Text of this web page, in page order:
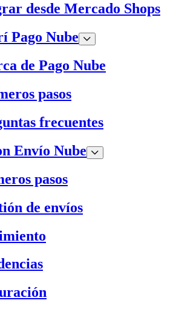
desde Mercado Shops
Pago Nube
de Pago Nube
pasos
frecuentes
Envío Nube
pasos
de envíos